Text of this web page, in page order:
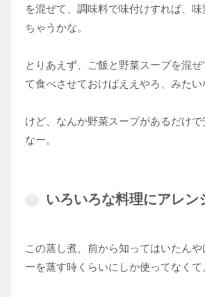
を混ぜて、調味料で味付けすれば、
ちゃうかな。
とりあえず、ご飯と野菜スープを混
て食べさせておけばええやろ、みたい
けど、なんか野菜スープがあるだけで
なー。
いろいろな料理にアレン
この蒸し煮、前から知ってはいたんや
ーを蒸す時くらいにしか使ってなくて